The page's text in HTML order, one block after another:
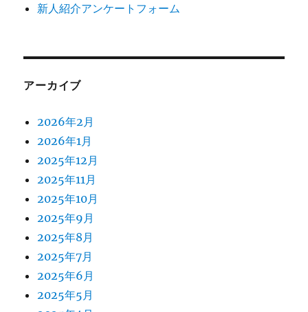
新人紹介アンケートフォーム
アーカイブ
2026年2月
2026年1月
2025年12月
2025年11月
2025年10月
2025年9月
2025年8月
2025年7月
2025年6月
2025年5月